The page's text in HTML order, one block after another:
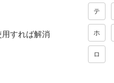
すれば解消
テ
ホ
ロ